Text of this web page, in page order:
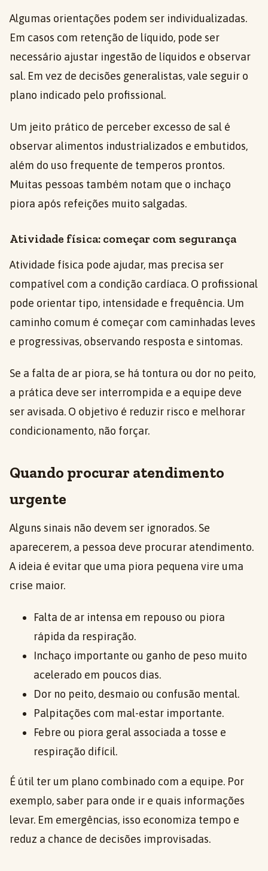
Algumas orientações podem ser individualizadas.
Em casos com retenção de líquido, pode ser
necessário ajustar ingestão de líquidos e observar
sal. Em vez de decisões generalistas, vale seguir o
plano indicado pelo profissional.
Um jeito prático de perceber excesso de sal é
observar alimentos industrializados e embutidos,
além do uso frequente de temperos prontos.
Muitas pessoas também notam que o inchaço
piora após refeições muito salgadas.
Atividade física: começar com segurança
Atividade física pode ajudar, mas precisa ser
compatível com a condição cardíaca. O profissional
pode orientar tipo, intensidade e frequência. Um
caminho comum é começar com caminhadas leves
e progressivas, observando resposta e sintomas.
Se a falta de ar piora, se há tontura ou dor no peito,
a prática deve ser interrompida e a equipe deve
ser avisada. O objetivo é reduzir risco e melhorar
condicionamento, não forçar.
Quando procurar atendimento
urgente
Alguns sinais não devem ser ignorados. Se
aparecerem, a pessoa deve procurar atendimento.
A ideia é evitar que uma piora pequena vire uma
crise maior.
Falta de ar intensa em repouso ou piora
rápida da respiração.
Inchaço importante ou ganho de peso muito
acelerado em poucos dias.
Dor no peito, desmaio ou confusão mental.
Palpitações com mal-estar importante.
Febre ou piora geral associada a tosse e
respiração difícil.
É útil ter um plano combinado com a equipe. Por
exemplo, saber para onde ir e quais informações
levar. Em emergências, isso economiza tempo e
reduz a chance de decisões improvisadas.